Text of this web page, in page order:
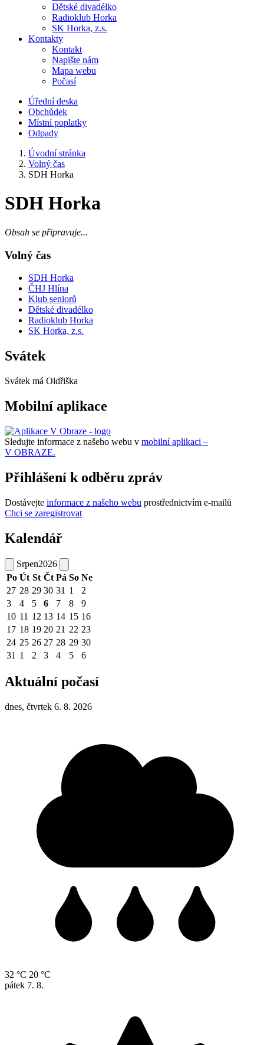
Dětské divadélko
Radioklub Horka
SK Horka, z.s.
Kontakty
Kontakt
Napište nám
Mapa webu
Počasí
Úřední deska
Obchůdek
Místní poplatky
Odpady
Úvodní stránka
Volný čas
SDH Horka
SDH Horka
Obsah se připravuje...
Volný čas
SDH Horka
ČHJ Hlína
Klub seniorů
Dětské divadélko
Radioklub Horka
SK Horka, z.s.
Svátek
Svátek má Oldřiška
Mobilní aplikace
Sledujte informace z našeho webu v mobilní aplikaci –
V OBRAZE.
Přihlášení k odběru zpráv
Dostávejte informace z našeho webu prostřednictvím e-mailů
Chci se zaregistrovat
Kalendář
Srpen2026
Po Út St Čt Pá So Ne
27 28 29 30 31 1
2
3
4 5 6 7 8
9
10 11 12 13 14 15 16
17 18 19 20 21 22 23
24 25 26 27 28 29 30
31 1 2 3 4 5 6
Aktuální počasí
dnes, čtvrtek 6. 8. 2026
32 °C 20 °C
pátek 7. 8.